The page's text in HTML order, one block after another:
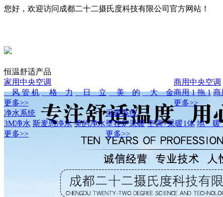
您好，欢迎访问成都二十二摄氏度科技有限公司官方网站！
恒温舒适产品
家用中央空调
风 管 机 格 力 日 立 美 的 大 金
更多>>
商用中央空调
商用 1 拖 1 商
更多>>
净水系统
3M净水 斯麦恩净水 美的净水
更多>>
采暖系统
壁挂炉采暖 空调+采暖1体 地
更多>>